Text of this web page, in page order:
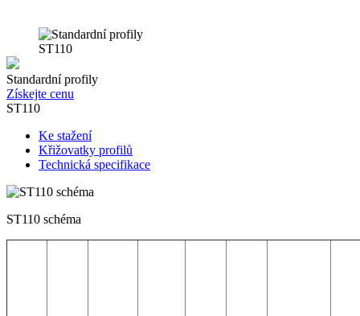
Standardní profily
Získejte cenu
ST110
Ke stažení
Křižovatky profilů
Technická specifikace
ST110 schéma